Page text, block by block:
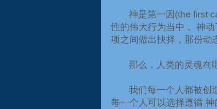
神是第一因(the first
性的伟大行为当中， 神
项之间做出抉择，那份动
那么，人类的灵魂在
我们每一个人都被创
每一个人可以选择遵循